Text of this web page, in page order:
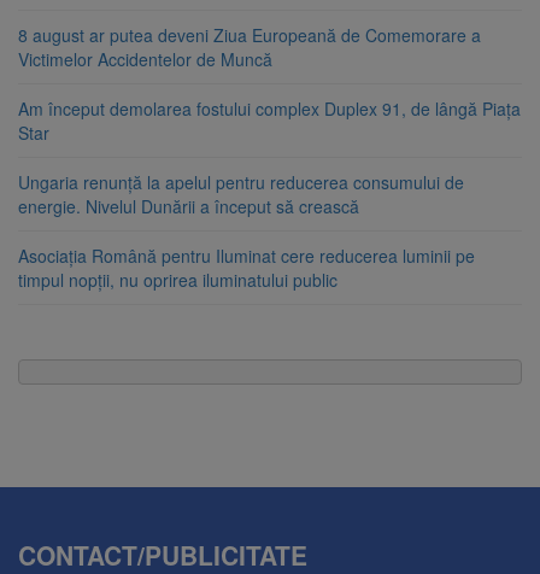
8 august ar putea deveni Ziua Europeană de Comemorare a
Victimelor Accidentelor de Muncă
Am început demolarea fostului complex Duplex 91, de lângă Piața
Star
Ungaria renunță la apelul pentru reducerea consumului de
energie. Nivelul Dunării a început să crească
Asociația Română pentru Iluminat cere reducerea luminii pe
timpul nopții, nu oprirea iluminatului public
CONTACT/PUBLICITATE